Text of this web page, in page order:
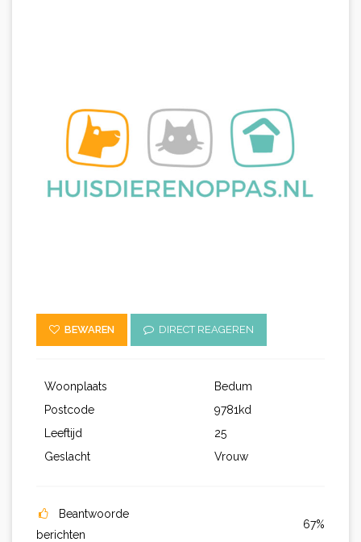
BEWAREN DIRECT REAGEREN
Woonplaats
Bedum
Postcode
9781kd
Leeftijd
25
Geslacht
Vrouw
Beantwoorde
berichten
67%